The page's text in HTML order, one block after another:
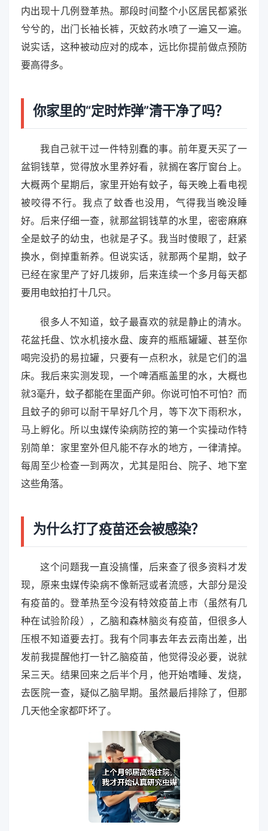
内出现十几例登革热。那段时间整个小区居民都紧张
兮兮的，出门长袖长裤，灭蚊药水喷了一遍又一遍。
说实话，这种被动应对的成本，远比你提前做点预防
要高得多。
你家里的“定时炸弹”清干净了吗？
我自己就干过一件特别蠢的事。前年夏天买了一
盆铜钱草，觉得放水里养好看，就搁在客厅窗台上。
大概两个星期后，家里开始有蚊子，每天晚上看电视
被咬得不行。我点了蚊香也没用，气得我当晚没睡
好。后来仔细一查，就那盆铜钱草的水里，密密麻麻
全是蚊子的幼虫，也就是孑孓。我当时傻眼了，赶紧
换水，倒掉重新养。但说实话，就那两个星期，蚊子
已经在家里产了好几拨卵，后来连续一个多月每天都
要用电蚊拍打十几只。
很多人不知道，蚊子最喜欢的就是静止的清水。
花盆托盘、饮水机接水盘、废弃的瓶瓶罐罐、甚至你
喝完没扔的易拉罐，只要有一点积水，就是它们的温
床。我后来实测发现，一个啤酒瓶盖里的水，大概也
就3毫升，蚊子都能在里面产卵。你说可怕不可怕？而
且蚊子的卵可以耐干旱好几个月，等下次下雨积水，
马上孵化。所以虫媒传染病防控的第一个实操动作特
别简单：家里室外但凡能不存水的地方，一律清掉。
每周至少检查一到两次，尤其是阳台、院子、地下室
这些角落。
为什么打了疫苗还会被感染？
这个问题我一直没搞懂，后来查了很多资料才发
现，原来虫媒传染病不像新冠或者流感，大部分是没
有疫苗的。登革热至今没有特效疫苗上市（虽然有几
种在试验阶段），乙脑和森林脑炎有疫苗，但很多人
压根不知道要去打。我有个同事去年去云南出差，出
发前我提醒他打一针乙脑疫苗，他觉得没必要，说就
呆三天。结果回来之后半个月，他开始嗜睡、发烧，
去医院一查，疑似乙脑早期。虽然最后排除了，但那
几天他全家都吓坏了。